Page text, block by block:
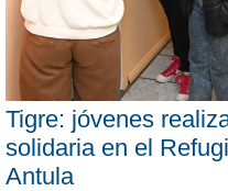
Tigre: jóvenes
solidaria en el
Antula